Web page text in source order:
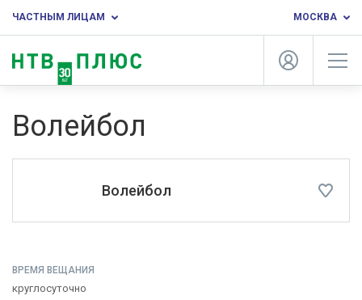
ЧАСТНЫМ ЛИЦАМ МОСКВА
Волейбол
Волейбол
ВРЕМЯ ВЕЩАНИЯ
круглосуточно